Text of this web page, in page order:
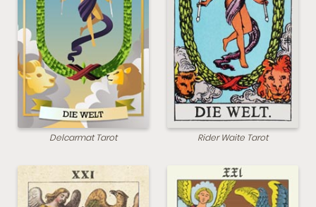
Delcarmat Tarot Rider Waite Tarot